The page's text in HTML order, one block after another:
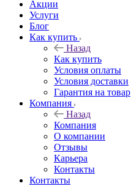
Акции
Услуги
Блог
Как купить
Назад
Как купить
Условия оплаты
Условия доставки
Гарантия на товар
Компания
Назад
Компания
О компании
Отзывы
Карьера
Контакты
Контакты